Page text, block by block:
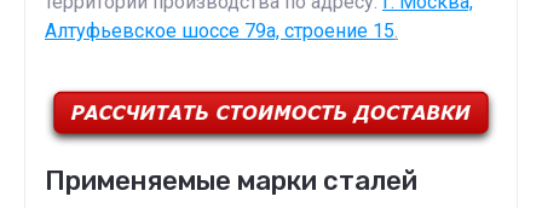
Алтуфьевское шоссе 79а, строение 15
Применяемые марки сталей